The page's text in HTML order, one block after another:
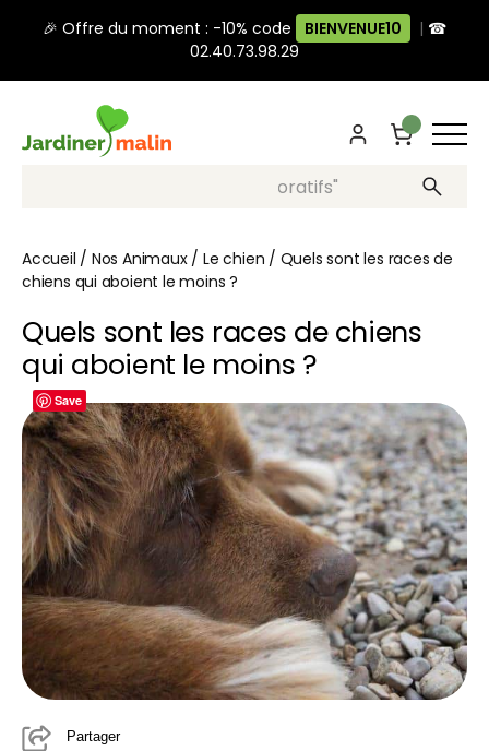
🎉 Offre du moment : -10% code BIENVENUE10 | ☎
02.40.73.98.29
Recherche, ex: "pots décoratifs"
Accueil / Nos Animaux/ Le chien / Quels sont les races de
chiens qui aboient le moins ?
Quels sont les races de chiens
qui aboient le moins ?
Partager
Save